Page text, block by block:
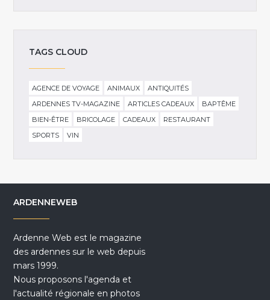
TAGS CLOUD
AGENCE DE VOYAGE ANIMAUX
ANTIQUITÉS
ARDENNES TV-MAGAZINE
ARTICLES CADEAUX
BAPTÊME
BIEN-ÊTRE
BRICOLAGE CADEAUX
RESTAURANT
SPORTS
VIN
ARDENNEWEB
Ardenne Web est le magazine
des ardennes sur le web depuis
mars 1999.
Nous proposons l'agenda et
l'actualité régionale en photos